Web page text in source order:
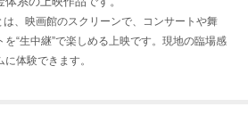
、映画館のスクリーンで、コンサートや舞
“生中継”で楽しめる上映です。現地の臨場感
体験できます。